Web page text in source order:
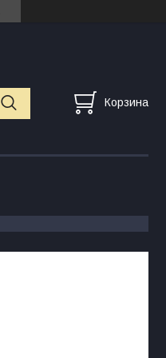
Корзина